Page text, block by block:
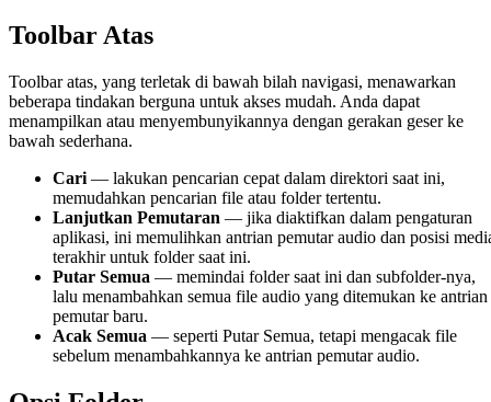
Toolbar Atas
Toolbar atas, yang terletak di bawah bilah navigasi, menawarkan
beberapa tindakan berguna untuk akses mudah. Anda dapat
menampilkan atau menyembunyikannya dengan gerakan geser ke
bawah sederhana.
Cari — lakukan pencarian cepat dalam direktori saat ini,
memudahkan pencarian file atau folder tertentu.
Lanjutkan Pemutaran — jika diaktifkan dalam pengaturan
aplikasi, ini memulihkan antrian pemutar audio dan posisi
terakhir untuk folder saat ini.
Putar Semua — memindai folder saat ini dan subfolder-nya,
lalu menambahkan semua file audio yang ditemukan ke antrian
pemutar baru.
Acak Semua — seperti Putar Semua, tetapi mengacak file
sebelum menambahkannya ke antrian pemutar audio.